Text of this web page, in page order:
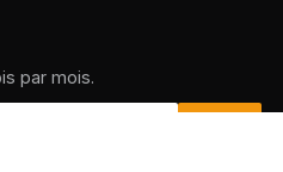
par mois.